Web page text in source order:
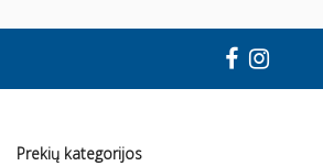
Prekių kategorijos